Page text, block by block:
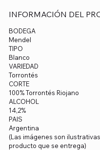
INFORMACIÓN DEL
BODEGA
Mendel
TIPO
Blanco
VARIEDAD
Torrontés
CORTE
100% Torrontés Riojano
ALCOHOL
14,2%
PAIS
Argentina
(Las imágenes son
producto que se entrega)